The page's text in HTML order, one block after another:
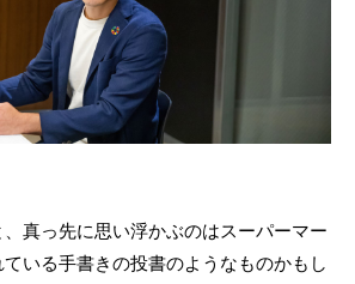
真っ先に思い浮かぶのはスーパーマー
いる手書きの投書のようなものかもし